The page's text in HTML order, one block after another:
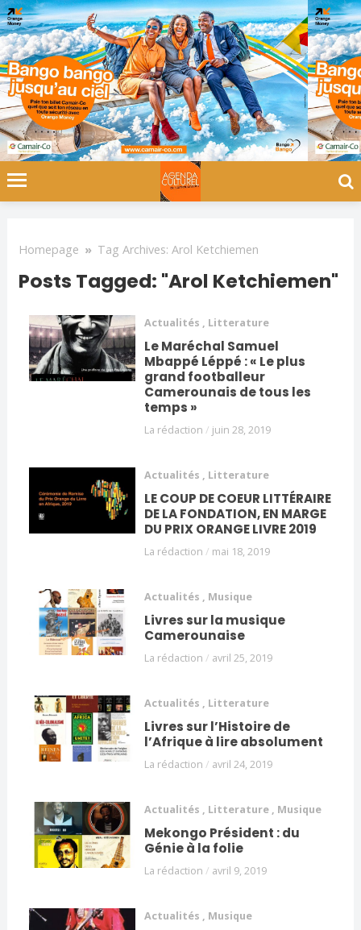
Homepage » Tag Archives: Arol Ketchiemen
Posts Tagged: "Arol Ketchiemen"
Actualités , Litterature
Le Maréchal Samuel
Mbappé Léppé : « Le plus
grand footballeur
Camerounais de tous les
temps »
La rédaction / juin 28, 2019
Actualités , Litterature
LE COUP DE COEUR LITTÉRAIRE
DE LA FONDATION, EN MARGE
DU PRIX ORANGE LIVRE 2019
La rédaction / mai 18, 2019
Actualités , Musique
Livres sur la musique
Camerounaise
La rédaction / avril 25, 2019
Actualités , Litterature
Livres sur l’Histoire de
l’Afrique à lire absolument
La rédaction / avril 24, 2019
Actualités , Litterature , Musique
Mekongo Président : du
Génie à la folie
La rédaction / avril 9, 2019
Actualités , Musique